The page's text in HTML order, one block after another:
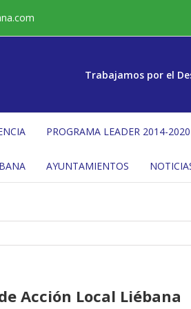
Trabajamos por el
PROGRAMA LEADER 2014-2020
AYUNTAMIENTOS
Acción Local Liébana